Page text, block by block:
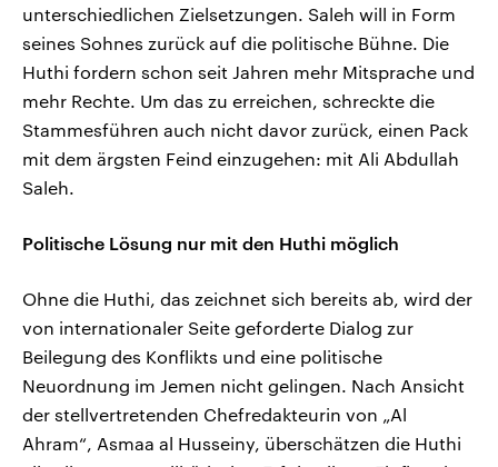
unterschiedlichen Zielsetzungen. Saleh will in Form
seines Sohnes zurück auf die politische Bühne. Die
Huthi fordern schon seit Jahren mehr Mitsprache und
mehr Rechte. Um das zu erreichen, schreckte die
Stammesführen auch nicht davor zurück, einen Pack
mit dem ärgsten Feind einzugehen: mit Ali Abdullah
Saleh.
Politische Lösung nur mit den Huthi möglich
Ohne die Huthi, das zeichnet sich bereits ab, wird der
von internationaler Seite geforderte Dialog zur
Beilegung des Konflikts und eine politische
Neuordnung im Jemen nicht gelingen. Nach Ansicht
der stellvertretenden Chefredakteurin von „Al
Ahram“, Asmaa al Husseiny, überschätzen die Huthi